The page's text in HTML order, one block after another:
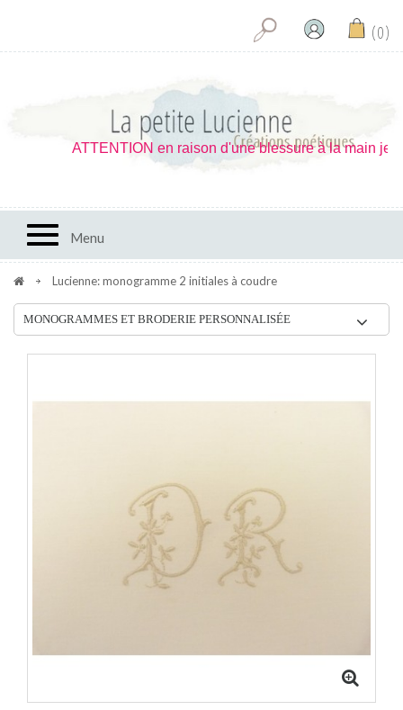
0
Toggle navigation
Menu
ATTENTION en raison d'une blessure à la main je
Lucienne: monogramme 2 initiales à coudre
MONOGRAMMES ET BRODERIE PERSONNALISÉE